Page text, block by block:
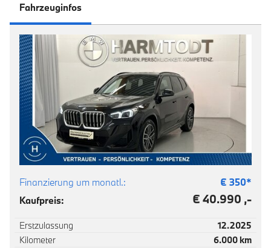
Fahrzeuginfos
Finanzierung um monatl.: € 350*
Kaufpreis:
€ 40.990 ,-
Erstzulassung
12.2025
Kilometer
6.000 km